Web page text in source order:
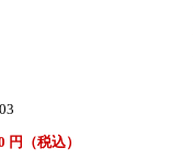
円（税込）